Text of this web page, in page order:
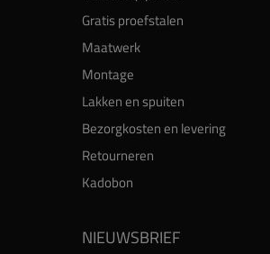
Lakken en spuiten
Retourneren
Uitschrijven